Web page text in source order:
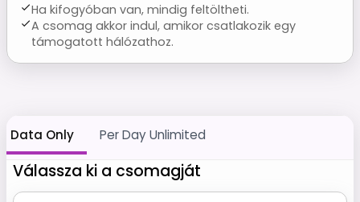
Ha kifogyóban van, mindig feltöltheti.
A csomag akkor indul, amikor csatlakozik egy
támogatott hálózathoz.
Data Only Per Day Unlimited
Válassza ki a csomagját